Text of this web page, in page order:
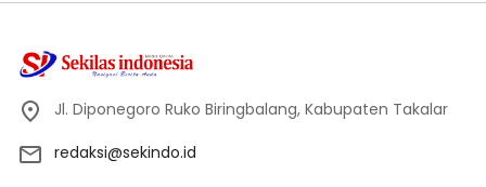
Jl. Diponegoro Ruko Biringbalang, Kabupaten Takalar
redaksi@sekindo.id